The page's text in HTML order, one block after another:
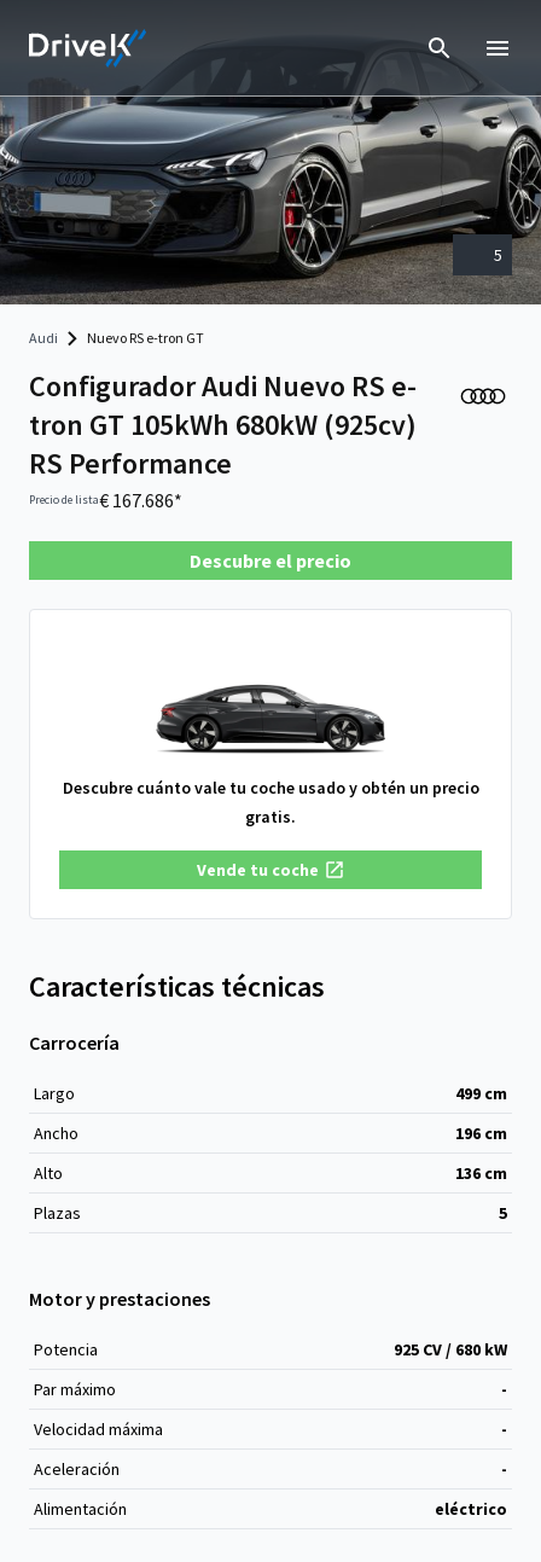
5
Audi Nuevo RS e-tron GT
Configurador Audi Nuevo RS e-
tron GT 105kWh 680kW (925cv)
RS Performance
Precio de lista€ 167.686*
Descubre el precio
Descubre cuánto vale tu coche usado y obtén un precio
gratis.
Vende tu coche
Características técnicas
Carrocería
Largo 499 cm
Ancho
196 cm
Alto
136 cm
Plazas
5
Motor y prestaciones
Potencia
925 CV / 680 kW
Par máximo
-
Velocidad máxima
-
Aceleración
-
Alimentación
eléctrico